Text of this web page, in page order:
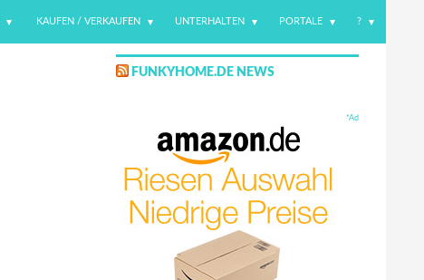
KAUFEN / VERKAUFEN UNTERHALTEN PORTALE ?
FUNKYHOME.DE NEWS
*Ad